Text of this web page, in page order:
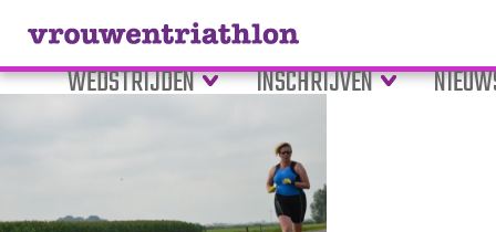
WEDSTRIJDEN INSCHRIJVEN
Tag Archive: thuisfront